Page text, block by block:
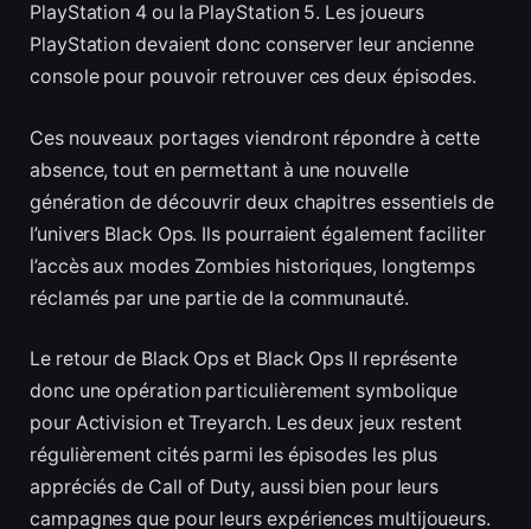
PlayStation 4 ou la PlayStation 5. Les joueurs
PlayStation devaient donc conserver leur ancienne
console pour pouvoir retrouver ces deux épisodes.
Ces nouveaux portages viendront répondre à cette
absence, tout en permettant à une nouvelle
génération de découvrir deux chapitres essentiels de
l’univers Black Ops. Ils pourraient également faciliter
l’accès aux modes Zombies historiques, longtemps
réclamés par une partie de la communauté.
Le retour de Black Ops et Black Ops II représente
donc une opération particulièrement symbolique
pour Activision et Treyarch. Les deux jeux restent
régulièrement cités parmi les épisodes les plus
appréciés de Call of Duty, aussi bien pour leurs
campagnes que pour leurs expériences multijoueurs.